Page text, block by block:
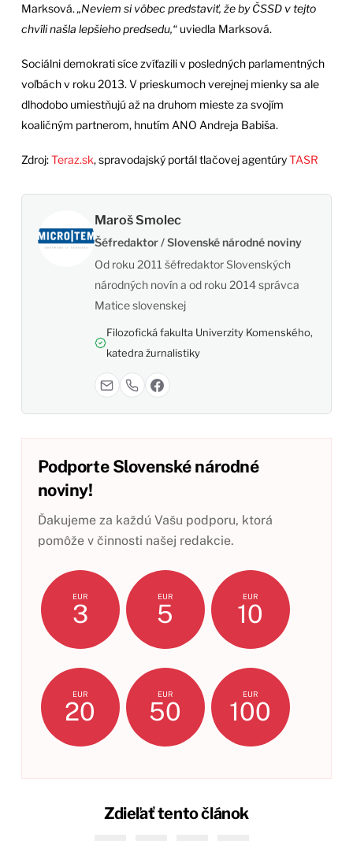
Marksová. „Neviem si vôbec predstaviť, že by ČSSD v tejto
chvíli našla lepšieho predsedu,“uviedla Marksová.
Sociálni demokrati síce zvíťazili v posledných parlamentných
voľbách v roku 2013. V prieskumoch verejnej mienky sa ale
dlhodobo umiestňujú až na druhom mieste za svojím
koaličným partnerom, hnutím ANO Andreja Babiša.
Zdroj:Teraz.sk, spravodajský portál tlačovej agentúryTASR
Maroš Smolec
Šéfredaktor / Slovenské národné noviny
Od roku 2011 šéfredaktor Slovenských
národných novín a od roku 2014 správca
Matice slovenskej
Filozofická fakulta Univerzity Komenského,
katedra žurnalistiky
Podporte Slovenské národné
noviny!
Ďakujeme za každú Vašu podporu, ktorá
pomôže v činnosti našej redakcie.
EUR
3
EUR
5
EUR
10
EUR
20
EUR
50
EUR
100
Zdieľať tento článok